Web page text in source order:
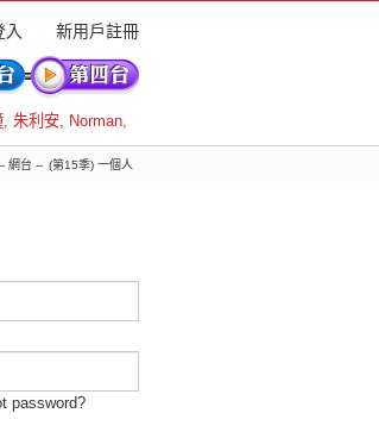
入 新用戶註冊
, 朱利安, Norman,
網台 -- (第15季) 一個人
password?